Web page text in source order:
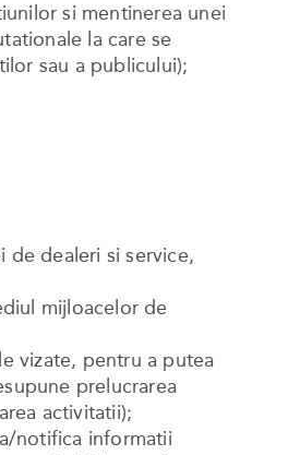
si mentinerea unei
la care se
sau a publicului);
de dealeri si service,
mijloacelor de
vizate, pentru a putea
prelucrarea
activitatii);
notifica informatii